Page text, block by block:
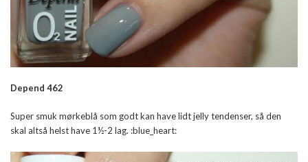
Depend 462
Super smuk mørkeblå som godt kan have lidt jelly tendenser, så den
skal altså helst have 1½-2 lag. :blue_heart: